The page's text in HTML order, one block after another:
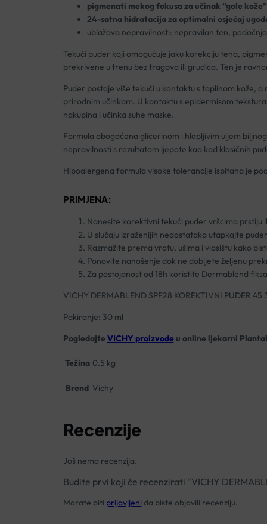
pigmenati mekog fokusa za učinak “gole kože”
24-satna hidratacija za optimalni osjećaj
ublažava nepravilnosti: nepravilan ten,
Tekući puder koji omogućuje jaku korekciju tena,
prekrivene u trenu bez tragova ili grudica. Ten je
Puder postaje više tekući u kontaktu s toplinom kože,
prirodnim učinkom. U kontaktu s epidermisom
nakupina i učinka suhe maske.
Formula obogaćena glicerinom i hlapljivim uljem
nepravilnosti s rezultatom ljepote kao kod klasičnih
Hipoalergena formula visoke tolerancije ispitana je
PRIMJENA:
Nanesite korektivni tekući puder vršcima
U slučaju izraženijih nedostataka utapkajte
Razmažite prema vratu, ušima i vlasištu kako
Ponovite nanošenje dok ne dobijete željenu
Za postojanost od 18h koristite Dermablend
VICHY DERMABLEND SPF28 KOREKTIVNI PUDER 45
Pakiranje: 30 ml
Pogledajte VICHY proizvodeu online ljekarni
Težina 0.5 kg
Brend Vichy
Recenzije
Još nema recenzija.
Budite prvi koji će recenzirati “VICHY
Morate biti prijavljeni da biste objavili recenziju.